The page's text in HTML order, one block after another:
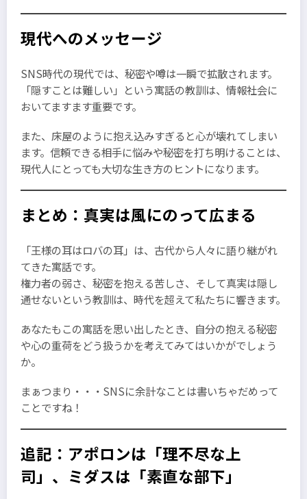
現代へのメッセージ
SNS時代の現代では、秘密や噂は一瞬で拡散されます。
「隠すことは難しい」という寓話の教訓は、情報社会に
おいてますます重要です。
また、床屋のように抱え込みすぎると心が壊れてしまい
ます。信頼できる相手に悩みや秘密を打ち明けることは、
現代人にとっても大切な生き方のヒントになります。
まとめ：真実は風にのって広まる
「王様の耳はロバの耳」は、古代から人々に語り継がれ
てきた寓話です。
権力者の弱さ、秘密を抱える苦しさ、そして真実は隠し
通せないという教訓は、時代を超えて私たちに響きます。
あなたもこの寓話を思い出したとき、自分の抱える秘密
や心の重荷をどう扱うかを考えてみてはいかがでしょう
か。
まぁつまり・・・SNSに余計なことは書いちゃだめって
ことですね！
追記：アポロンは「理不尽な上
司」、ミダスは「素直な部下」